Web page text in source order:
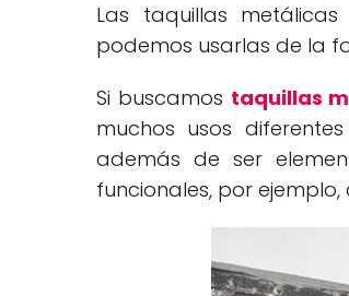
Las taquillas
podemos usarlas de la
Si buscamos taquillas
muchos usos
además de ser
funcionales, por